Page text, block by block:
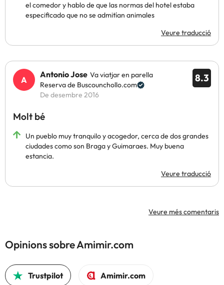
el comedor y hablo de que las normas del hotel estaba
especificado que no se admitían animales
Veure traducció
8.3
Antonio Jose Va viatjar en parella
Reserva de Buscounchollo.com
De desembre 2016
Molt bé
Un pueblo muy tranquilo y acogedor, cerca de dos grandes
ciudades como son Braga y Guimaraes. Muy buena
estancia.
Veure traducció
Veure més comentaris
Opinions sobre Amimir.com
Trustpilot Amimir.com